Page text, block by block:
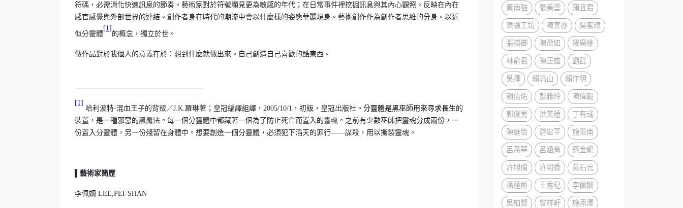
符碼，必需消化快速訊息的節奏。藝術家對於符號顯見更為敏感的年代；在日常事件裡挖掘訊息與其內心觀照。反映在內在
感官感覺與外部世界的連結。創作者身在時代的潮流中會以什麼樣的姿態華麗現身。藝術創作作為創作者思維的分身。以近
似分靈體
[1]
的概念，獨立於世。
做作品對於我個人的意義在於：想到什麼就做出來。自己創造自己喜歡的酷東西。
[1]
哈利波特-混血王子的背叛／J.K.羅琳著；皇冠編譯組譯，2005/10/1，初版，皇冠出版社。 分靈體是黑巫師用來尋求長生的
裝置，是一種邪惡的黑魔法 。每一個分靈體中都藏著一個為了防止死亡而置入的靈魂 。之前有少數巫師把靈魂分成兩份，一
份置入分靈體，另一份殘留在身體中。想要創造一個分靈體，必須犯下滔天的罪行——謀殺 ，用以撕裂靈魂。
▌藝術家簡歷
李佩姍 LEE,PEI-SHAN
黃南強
張美雲
蒲宜君
樂融工坊
陳宣亦
吳紫瑄
張祺御
陳盈如
羅廣維
林俞君
陳正雄
劉武
吳卿
賴高山
賴作明
賴信佑
彭雅玲
陳偉毅
郭俊男
洪美蓮
丁有彧
陳庭怡
游忠平
施景南
呂燕華
呂涵育
蔡金龍
許旭倫
許明香
黃石元
潘蓬彬
王秀杞
李佩姍
吳柏賢
曾祥軒
施承澤